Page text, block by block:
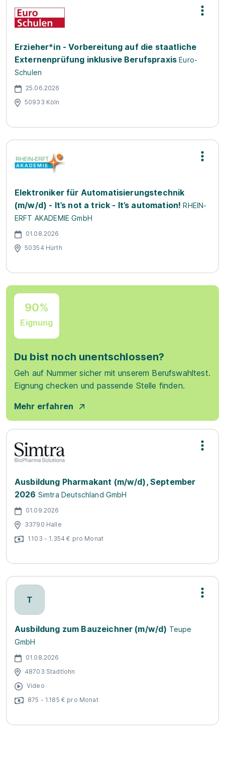
Erzieher*in - Vorbereitung auf die staatliche
Externenprüfung inklusive Berufspraxis Euro-
Schulen
25.06.2026
50933 Köln
Elektroniker für Automatisierungstechnik
(m/w/d) - It’s not a trick - It’s automation! RHEIN-
ERFT AKADEMIE GmbH
01.08.2026
50354 Hürth
90%
Eignung
Du bist noch unentschlossen?
Geh auf Nummer sicher mit unserem Berufswahltest.
Eignung checken und passende Stelle finden.
Mehr erfahren
Ausbildung Pharmakant (m/w/d), September
2026 Simtra Deutschland GmbH
01.09.2026
33790 Halle
1.103 - 1.354 € pro Monat
T
Ausbildung zum Bauzeichner (m/w/d) Teupe
GmbH
01.08.2026
48703 Stadtlohn
Video
875 - 1.185 € pro Monat